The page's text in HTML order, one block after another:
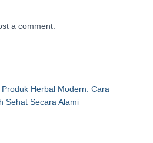
a comment.
Herbal Modern: Cara
Sehat Secara Alami